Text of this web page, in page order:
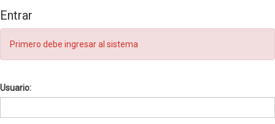
Entrar
Primero debe ingresar al sistema
Usuario: